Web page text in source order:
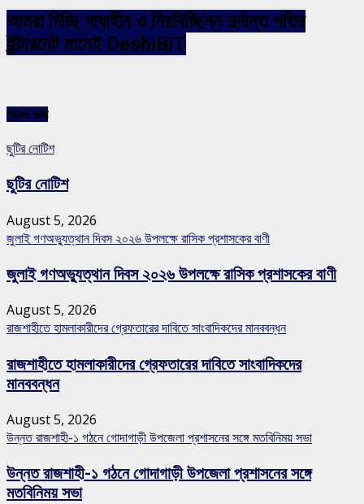
আমরা দিচ্ছি বাধাহীন ও নিরবিচ্ছিন্ন দুর্দান্ত গতির
ইন্টারনেট মানেই DeshiBiT
আরও খবর
ছুটির নোটিশ
ছুটির নোটিশ
August 5, 2026
জুলাই গণঅভ্যুত্থান দিবস ২০২৬ উপলক্ষে রাসিক প্রশাসকের বাণী
জুলাই গণঅভ্যুত্থান দিবস ২০২৬ উপলক্ষে রাসিক প্রশাসকের বাণী
August 5, 2026
রাজশাহীতে হামলাকারীদের গ্রেফতারের দাবিতে সাংবাদিকদের মানববন্ধন
রাজশাহীতে হামলাকারীদের গ্রেফতারের দাবিতে সাংবাদিকদের
মানববন্ধন
August 5, 2026
উন্নত রাজশাহী-১ গঠনে গোদাগাড়ী উপজেলা প্রশাসনের সঙ্গে মতবিনিময় সভা
উন্নত রাজশাহী-১ গঠনে গোদাগাড়ী উপজেলা প্রশাসনের সঙ্গে
মতবিনিময় সভা